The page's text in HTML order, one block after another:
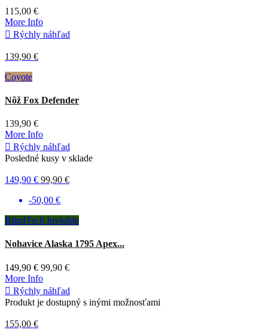
115,00 €
More Info
 Rýchly náhľad
139,90 €
Coyote
Nôž Fox Defender
139,90 €
More Info
 Rýchly náhľad
Posledné kusy v sklade
149,90 € 99,90 €
-50,00 €
BlindTech Invisible
Nohavice Alaska 1795 Apex...
149,90 € 99,90 €
More Info
 Rýchly náhľad
Produkt je dostupný s inými možnosťami
155,00 €